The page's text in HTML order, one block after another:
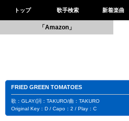
トップ 歌手検索 新着楽曲
「Amazon」
FRIED GREEN TOMATOES
歌：GLAY/詞：TAKURO/曲：TAKURO
Original Key：D / Capo：2 / Play：C